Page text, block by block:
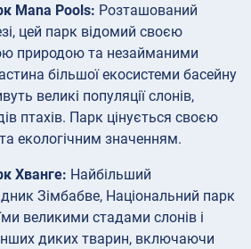
Mana Pools: Розташований
цей парк відомий своєю
природою та незайманими
більшої екосистеми басейну
великі популяції слонів,
птахів. Парк цінується своєю
екологічним значенням.
Хванге: Найбільший
Зімбабве, Національний парк
великими стадами слонів і
диких тварин, включаючи